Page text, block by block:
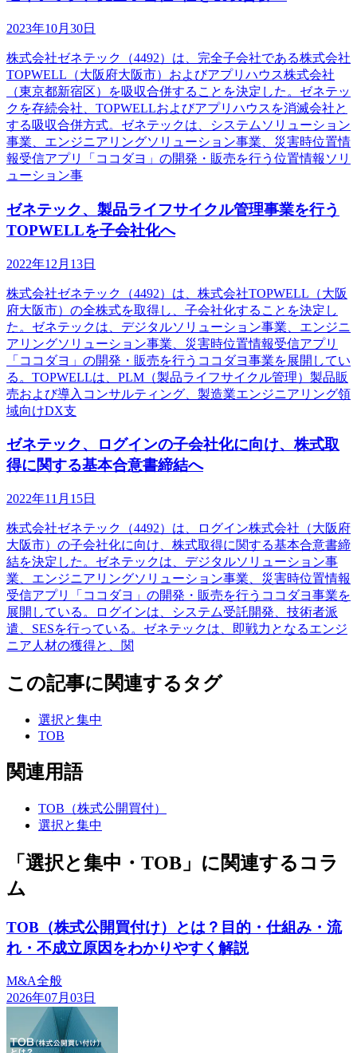
2023年10月30日
株式会社ゼネテック（4492）は、完全子会社である株式会社
TOPWELL（大阪府大阪市）およびアプリハウス株式会社
（東京都新宿区）を吸収合併することを決定した。ゼネテッ
クを存続会社、TOPWELLおよびアプリハウスを消滅会社と
する吸収合併方式。ゼネテックは、システムソリューション
事業、エンジニアリングソリューション事業、災害時位置情
報受信アプリ「ココダヨ」の開発・販売を行う位置情報ソリ
ューション事
ゼネテック、製品ライフサイクル管理事業を行う
TOPWELLを子会社化へ
2022年12月13日
株式会社ゼネテック（4492）は、株式会社TOPWELL（大阪
府大阪市）の全株式を取得し、子会社化することを決定し
た。ゼネテックは、デジタルソリューション事業、エンジニ
アリングソリューション事業、災害時位置情報受信アプリ
「ココダヨ」の開発・販売を行うココダヨ事業を展開してい
る。TOPWELLは、PLM（製品ライフサイクル管理）製品販
売および導入コンサルティング、製造業エンジニアリング領
域向けDX支
ゼネテック、ログインの子会社化に向け、株式取
得に関する基本合意書締結へ
2022年11月15日
株式会社ゼネテック（4492）は、ログイン株式会社（大阪府
大阪市）の子会社化に向け、株式取得に関する基本合意書締
結を決定した。ゼネテックは、デジタルソリューション事
業、エンジニアリングソリューション事業、災害時位置情報
受信アプリ「ココダヨ」の開発・販売を行うココダヨ事業を
展開している。ログインは、システム受託開発、技術者派
遣、SESを行っている。ゼネテックは、即戦力となるエンジ
ニア人材の獲得と、関
この記事に関連するタグ
選択と集中
TOB
関連用語
TOB（株式公開買付）
選択と集中
「選択と集中・TOB」に関連するコラ
ム
TOB（株式公開買付け）とは？目的・仕組み・流
れ・不成立原因をわかりやすく解説
M&A全般
2026年07月03日